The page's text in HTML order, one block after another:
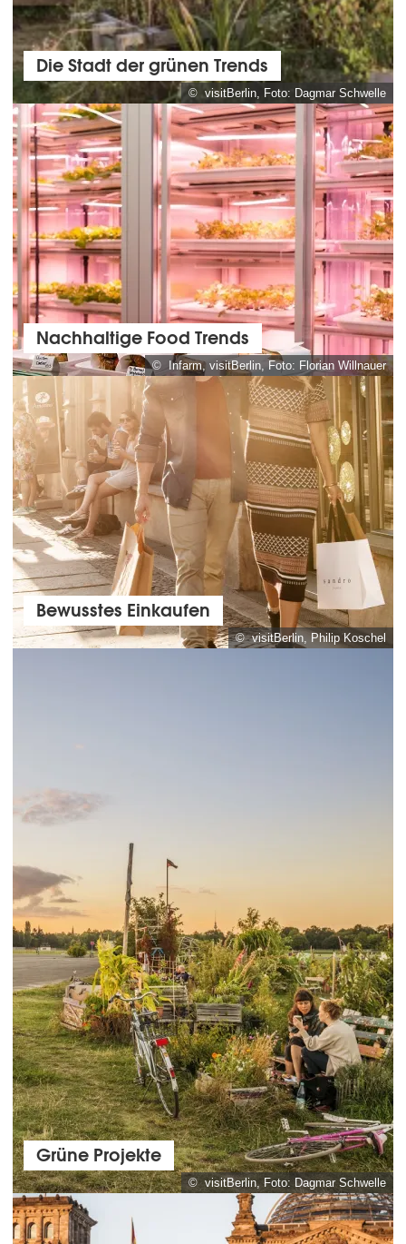
Die Stadt der grünen Trends
© visitBerlin, Foto: Dagmar Schwelle
Grüne Projekte
© visitBerlin, Foto: Dagmar Schwelle
Nachhaltige Food Trends
© Infarm, visitBerlin, Foto: Florian Willnauer
Bewusstes Einkaufen
© visitBerlin, Philip Koschel